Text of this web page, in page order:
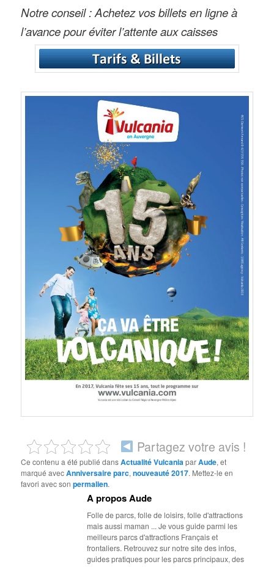
Notre conseil : Achetez vos billets en ligne à
l’avance pour éviter l’attente aux caisses
Partagez votre avis !
Ce contenu a été publié dansActualité Vulcania parAude, et
marqué avecAnniversaire parc,nouveauté 2017. Mettez-le en
favori avec sonpermalien.
A propos Aude
Folle de parcs, folle de loisirs, folle d'attractions
mais aussi maman ... Je vous guide parmi les
meilleurs parcs d'attractions Français et
frontaliers. Retrouvez sur notre site des infos,
guides pratiques pour les parcs principaux, des